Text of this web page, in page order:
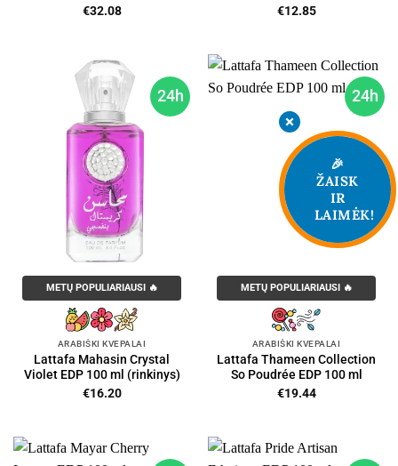
€32.08
€12.85
24h
METŲ POPULIARIAUSI 🔥
ARABIŠKI KVEPALAI
Lattafa Mahasin Crystal
Violet EDP 100 ml (rinkinys)
€16.20
24h
METŲ POPULIARIAUSI 🔥
ARABIŠKI KVEPALAI
Lattafa Thameen Collection
So Poudrée EDP 100 ml
€19.44
🎉
ŽAISK
IR
LAIMĖK!